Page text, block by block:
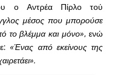
ο Αντρέα Πίρλο τού
μέσος που μπορούσε
το βλέμμα και μόνο», ενώ
«Ένας από εκείνους της